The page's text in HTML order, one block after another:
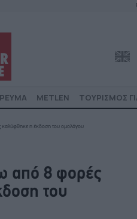
ΡΕΥΜΑ METLEN ΤΟΥΡΙΣΜΟΣ
η έκδοση του ομολόγου
από 8 φορές
του